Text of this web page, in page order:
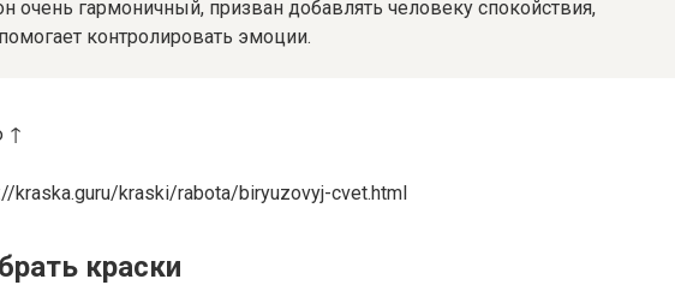
очень гармоничный, призван добавлять человеку спокойствия,
контролировать эмоции.
↑
kraska.guru/kraski/rabota/biryuzovyj-cvet.html
краски